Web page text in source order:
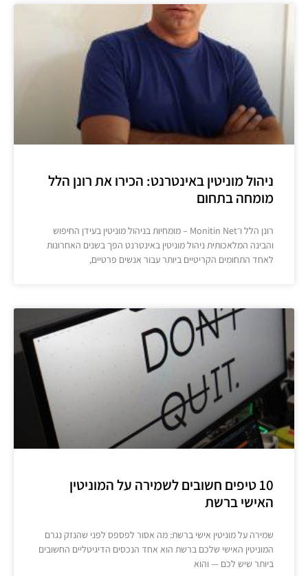
ניהול מוניטין באינטרנט: הכירו את רונן הלל
מומחה בתחום
רונן הלל ו־Monitin Net – מומחיות בניהול מוניטין בעידן החיפוש
והבינה המלאכותית ניהול מוניטין באינטרנט הפך בשנים האחרונות
לאחד התחומים הקריטיים ביותר עבור אנשים פרטיים,
10 טיפים חשובים לשמירה על המוניטין
האישי ברשת
שמירה על מוניטין אישי ברשת: מה אסור לפספס לפני שהנזק נגרם
המוניטין האישי שלכם ברשת הוא אחד הנכסים הדיגיטליים החשובים
ביותר שיש לכם — והוא